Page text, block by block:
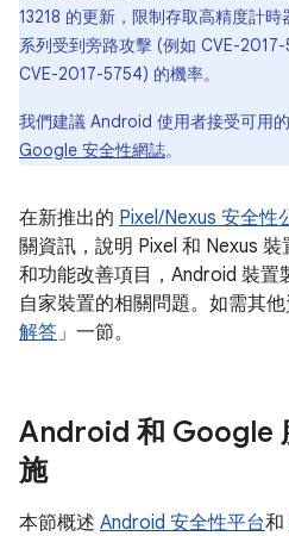
13218 的更新，限制存取高精度計
系列受到旁路攻擊 (例如 CVE-
CVE-2017-5754) 的機率。
我們建議 Android 使用者接受可用
Google 安全性網誌。
在新推出的 Pixel/Nexus 安全性
關資訊，說明 Pixel 和 Nexus
和功能改善項目，Android 裝
自家裝置的相關問題。如需其他
解答」一節。
Android 和 Google
施
本節概述 Android 安全性平台和